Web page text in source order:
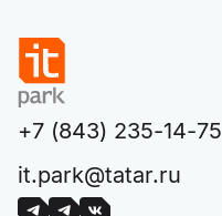
+7 (843) 235-14-75
it.park@tatar.ru